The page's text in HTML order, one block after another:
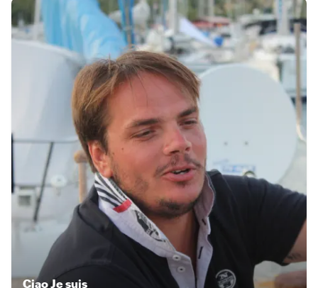
CiaoJe suis